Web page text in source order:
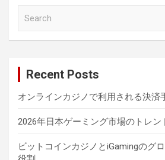
Recent Posts
オンラインカジノで利用される決済
2026年日本ゲーミング市場のトレン
ビットコインカジノとiGamingのグ